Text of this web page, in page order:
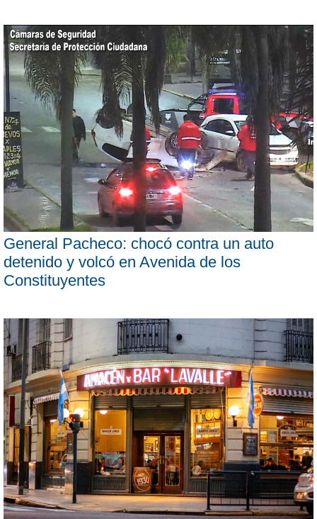
General Pacheco: chocó contra un auto
detenido y volcó en Avenida de los
Constituyentes